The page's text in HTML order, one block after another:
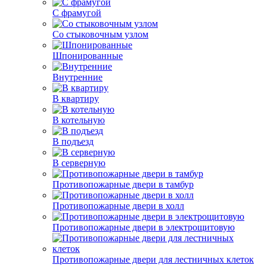
С фрамугой
Со стыковочным узлом
Шпонированные
Внутренние
В квартиру
В котельную
В подъезд
В серверную
Противопожарные двери в тамбур
Противопожарные двери в холл
Противопожарные двери в электрощитовую
Противопожарные двери для лестничных клеток